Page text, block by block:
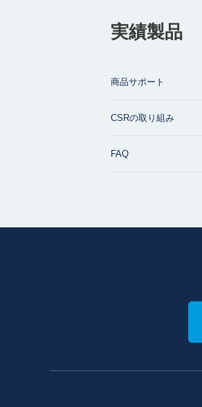
実績製品
商品サポート
CSRの取り組み
FAQ